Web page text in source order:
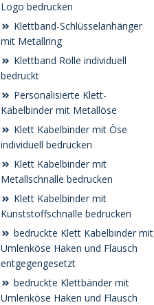
Logo bedrucken
Klettband-Schlüsselanhänger
mit Metallring
Klettband Rolle individuell
bedruckt
Personalisierte Klett-
Kabelbinder mit Metallöse
Klett Kabelbinder mit Öse
individuell bedrucken
Klett Kabelbinder mit
Metallschnalle bedrucken
Klett Kabelbinder mit
Kunststoffschnalle bedrucken
bedruckte Klett Kabelbinder mit
Umlenköse Haken und Flausch
entgegengesetzt
bedruckte Klettbänder mit
Umlenköse Haken und Flausch